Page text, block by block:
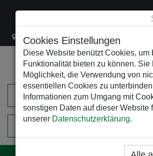
Cookies Einstellungen
Diese Website benützt Cookies, um
Funktionalität bieten zu können. Sie
Möglichkeit, die Verwendung von
essentiellen Cookies zu
Informationen zum Umgang mit
sonstigen Daten auf dieser Website
unserer Datenschutzerklärung.
Lacknergasse 78 +43/1/470 37 00